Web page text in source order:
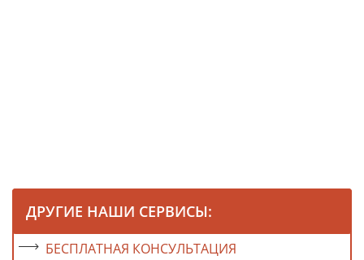
ДРУГИЕ НАШИ СЕРВИСЫ:
БЕСПЛАТНАЯ КОНСУЛЬТАЦИЯ